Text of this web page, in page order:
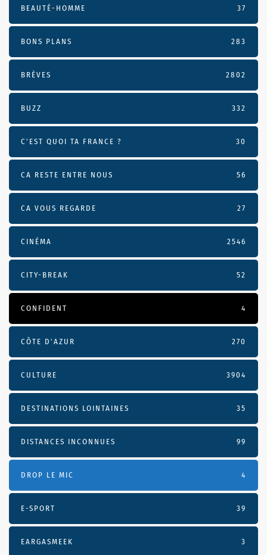
BEAUTÉ-HOMME 37
BONS PLANS 283
BRÈVES 2802
BUZZ 332
C'EST QUOI TA FRANCE ? 30
CA RESTE ENTRE NOUS 56
CA VOUS REGARDE 27
CINÉMA 2546
CITY-BREAK 52
CONFIDENT 4
CÔTE D’AZUR 270
CULTURE 3904
DESTINATIONS LOINTAINES 35
DISTANCES INCONNUES 99
DROP LE MIC 4
E-SPORT 39
EARGASMEEK 3